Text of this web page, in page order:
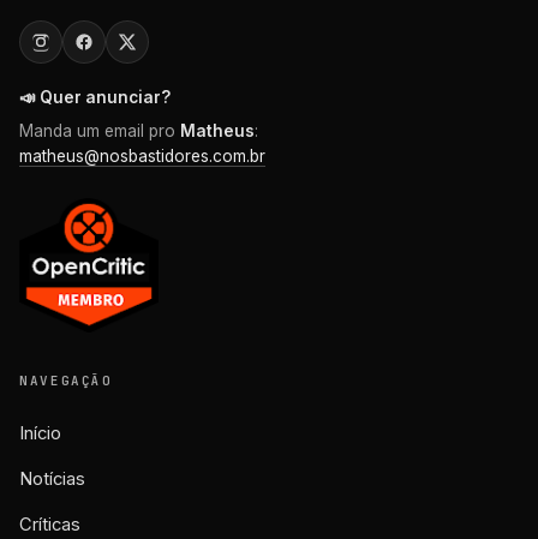
📣 Quer anunciar?
Manda um email pro Matheus:
matheus@nosbastidores.com.br
NAVEGAÇÃO
Início
Notícias
Críticas